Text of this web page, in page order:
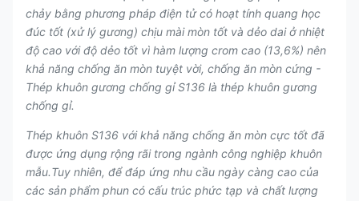
chảy bằng phương pháp điện tử có hoạt tính quang học
đúc tốt (xử lý gương) chịu mài mòn tốt và dẻo dai ở nhiệt
độ cao với độ dẻo tốt vì hàm lượng crom cao (13,6%) nên
khả năng chống ăn mòn tuyệt vời, chống ăn mòn cứng -
Thép khuôn gương chống gỉ S136 là thép khuôn gương
chống gỉ.
Thép khuôn S136 với khả năng chống ăn mòn cực tốt đã
được ứng dụng rộng rãi trong ngành công nghiệp khuôn
mẫu.Tuy nhiên, để đáp ứng nhu cầu ngày càng cao của
các sản phẩm phun có cấu trúc phức tạp và chất lượng